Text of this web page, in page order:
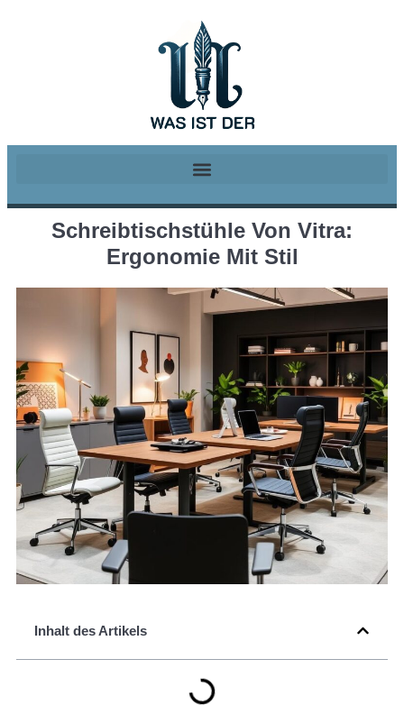
Schreibtischstühle Von Vitra:
Ergonomie Mit Stil
Inhalt des Artikels